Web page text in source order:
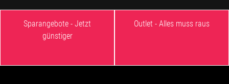
Sparangebote - Jetzt
günstiger
Outlet - Alles muss raus